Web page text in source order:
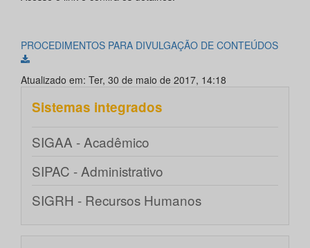
PROCEDIMENTOS PARA DIVULGAÇÃO DE CONTEÚDOS
Atualizado em: Ter, 30 de maio de 2017, 14:18
Sistemas integrados
SIGAA - Acadêmico
SIPAC - Administrativo
SIGRH - Recursos Humanos